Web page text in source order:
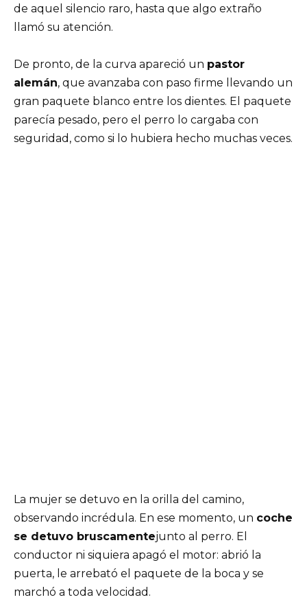
de aquel silencio raro, hasta que algo extraño
llamó su atención.
De pronto, de la curva apareció un pastor
alemán, que avanzaba con paso firme llevando un
gran paquete blanco entre los dientes. El paquete
parecía pesado, pero el perro lo cargaba con
seguridad, como si lo hubiera hecho muchas veces.
La mujer se detuvo en la orilla del camino,
observando incrédula. En ese momento, un coche
se detuvo bruscamentejunto al perro. El
conductor ni siquiera apagó el motor: abrió la
puerta, le arrebató el paquete de la boca y se
marchó a toda velocidad.